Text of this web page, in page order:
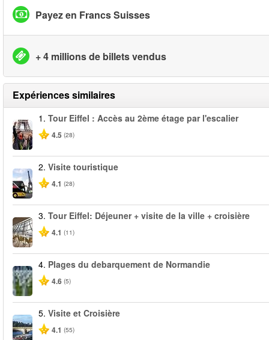
Payez en Francs Suisses
+ 4 millions de billets vendus
Expériences similaires
1. Tour Eiffel : Accès au 2ème étage par l'escalier
4.5 (28)
2. Visite touristique
4.1 (28)
3. Tour Eiffel: Déjeuner + visite de la ville + croisière
4.1 (11)
4. Plages du debarquement de Normandie
4.6 (5)
5. Visite et Croisière
4.1 (55)